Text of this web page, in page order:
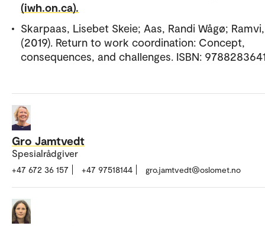
(iwh.on.ca).
Skarpaas, Lisebet Skeie; Aas, Randi Wågø;
(2019). Return to work coordination: Concept,
consequences, and challenges. ISBN:
Gro Jamtvedt
Spesialrådgiver
+47 672 36 157 +47 97518144 gro.jamtvedt@oslomet.no